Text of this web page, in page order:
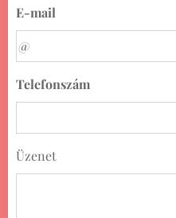
E-mail
Telefonszám
Üzenet